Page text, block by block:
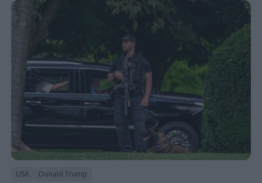
USA Donald Trump